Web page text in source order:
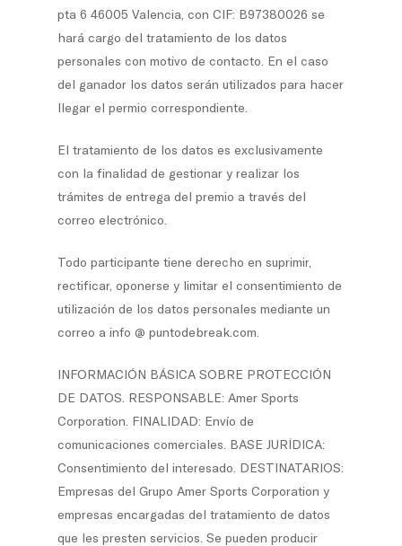
pta 6 46005 Valencia, con CIF: B97380026 se
hará cargo del tratamiento de los datos
personales con motivo de contacto. En el caso
del ganador los datos serán utilizados para hacer
llegar el permio correspondiente.
El tratamiento de los datos es exclusivamente
con la finalidad de gestionar y realizar los
trámites de entrega del premio a través del
correo electrónico.
Todo participante tiene derecho en suprimir,
rectificar, oponerse y limitar el consentimiento de
utilización de los datos personales mediante un
correo a info @ puntodebreak.com.
INFORMACIÓN BÁSICA SOBRE PROTECCIÓN
DE DATOS. RESPONSABLE: Amer Sports
Corporation. FINALIDAD: Envío de
comunicaciones comerciales. BASE JURÍDICA:
Consentimiento del interesado. DESTINATARIOS:
Empresas del Grupo Amer Sports Corporation y
empresas encargadas del tratamiento de datos
que les presten servicios. Se pueden producir